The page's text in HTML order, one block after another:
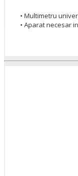
• Multimetru
• Aparat necesar